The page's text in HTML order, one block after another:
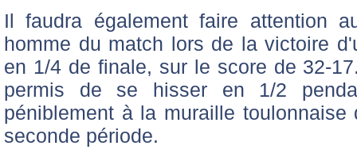
Il faudra également faire attention
homme du match lors de la victoire
en 1/4 de finale, sur le score de 32-
permis de se hisser en 1/2
péniblement à la muraille
seconde période.